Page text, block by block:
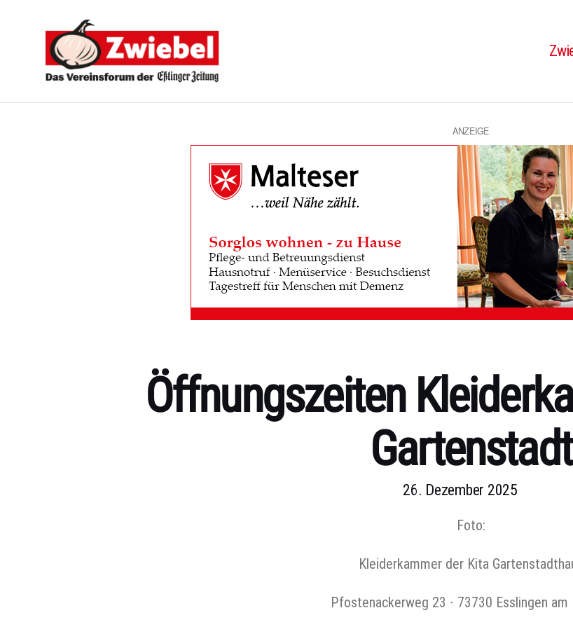
-
ANZEIGE
KategorienÖffnungszeiten
Gartenstadt
26. Dezember 2025
Foto:
Kleiderkammer der Kita
Pfostenackerweg 23 ∙ 73730 Esslingen am